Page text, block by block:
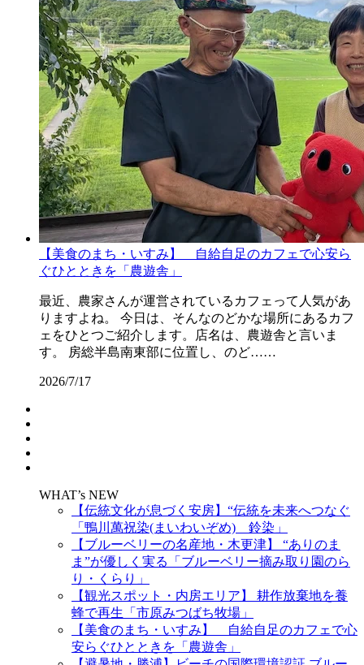
【美食のまち・いすみ】 自給自足のカフェで心安ら
ぐひとときを「農遊舎」
最近、農家さんが運営されているカフェって人気があ
りますよね。 今日は、そんなのどかな場所にあるカフ
ェをひとつご紹介します。店名は、農遊舎と言いま
す。 房総半島南東部に位置し、のど……
2026/7/17
WHAT’s NEW
【伝統文化が息づく安房】“伝統を未来へつなぐ
「鴨川萬祝染(まいわいぞめ) 鈴染」
【ブルーベリーの名産地・木更津】 “ありのま
ま”が優しく実る「ブルーベリー摘み取り園のら
り・くらり」
【観光スポット・内房エリア】 耕作放棄地を養
蜂で再生「市原みつばち牧場」
【美食のまち・いすみ】 自給自足のカフェで心
安らぐひとときを「農遊舎」